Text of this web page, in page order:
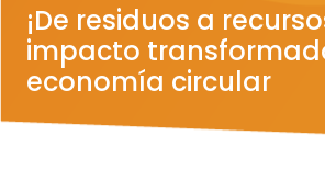
¡De residuos a
impacto
economía circular